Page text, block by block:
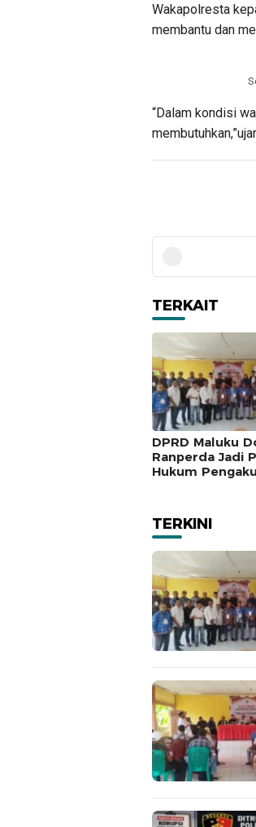
Wakapolresta
membantu dan
“Dalam kondisi
TERKAIT
DPRD Maluku
Ranperda Jadi
Hukum
TERKINI